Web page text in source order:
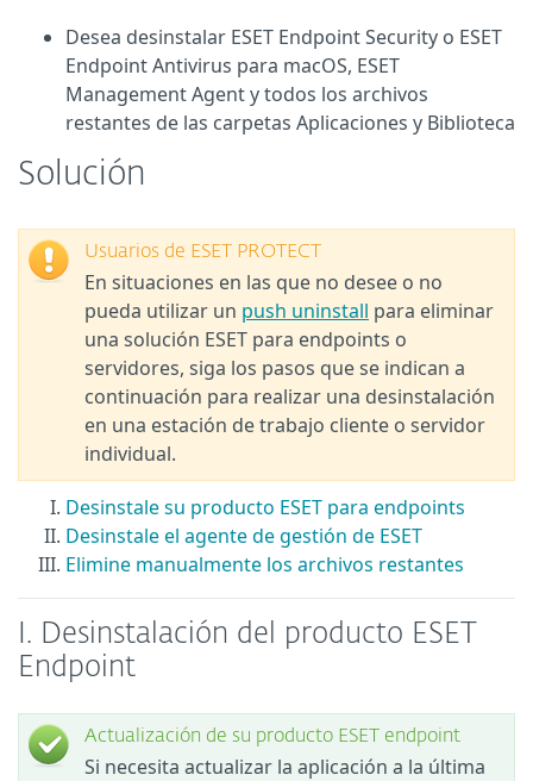
Desea desinstalar ESET Endpoint Security o ESET
Endpoint Antivirus para macOS, ESET
Management Agent y todos los archivos
restantes de las carpetas Aplicaciones y Biblioteca
Solución
Usuarios de ESET PROTECT
En situaciones en las que no desee o no
pueda utilizar un push uninstall para eliminar
una solución ESET para endpoints o
servidores, siga los pasos que se indican a
continuación para realizar una desinstalación
en una estación de trabajo cliente o servidor
individual.
Desinstale su producto ESET para endpoints
Desinstale el agente de gestión de ESET
Elimine manualmente los archivos restantes
I. Desinstalación del producto ESET
Endpoint
Actualización de su producto ESET endpoint
Si necesita actualizar la aplicación a la última